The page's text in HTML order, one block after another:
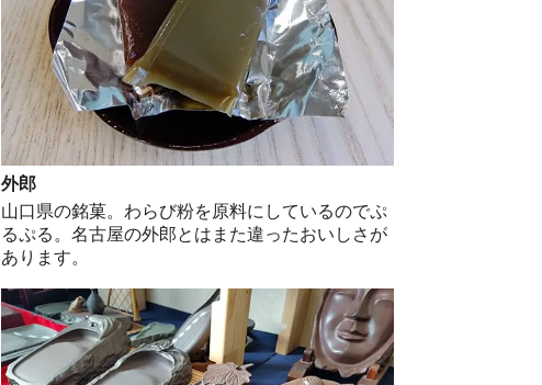
外郎
山口県の銘菓。わらび粉を原料にしているのでぷ
るぷる。名古屋の外郎とはまた違ったおいしさが
あります。